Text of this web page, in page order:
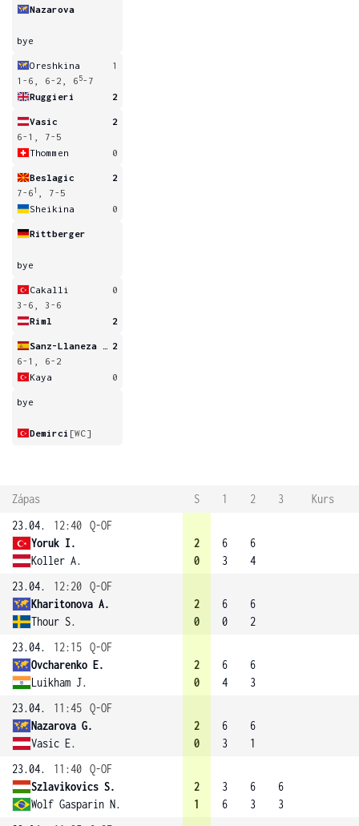
Nazarova
bye
Oreshkina
1
1-6, 6-2, 6 5-7
Ruggieri
2
Vasic
2
6-1, 7-5
Thommen
0
Beslagic
2
7-6 1
, 7-5
Sheikina
0
Rittberger
bye
Cakalli
0
3-6, 3-6
Riml
2
2
6-1, 6-2
Kaya
0
bye
Demirci [WC]
Zápas S 1 2 3
Kurs
23.04.
12:40 Q-OF
Yoruk I.
Koller A.
2
0
6
3
6
4
23.04.
12:20 Q-OF
Kharitonova A.
Thour S.
2
0
6
0
6
2
23.04.
12:15 Q-OF
Ovcharenko E.
Luikham J.
2
0
6
4
6
3
23.04.
11:45 Q-OF
Nazarova G.
Vasic E.
2
0
6
3
6
1
23.04.
11:40 Q-OF
Szlavikovics S.
Wolf Gasparin N.
2
1
3
6
6
3
6
3